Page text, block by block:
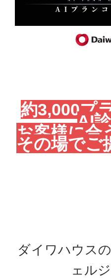
約3,000プ
AI
お客様に合
その場でご
ダイワハウス
ェル